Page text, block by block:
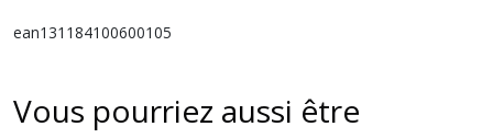
ean131184100600105
Vous pourriez aussi être